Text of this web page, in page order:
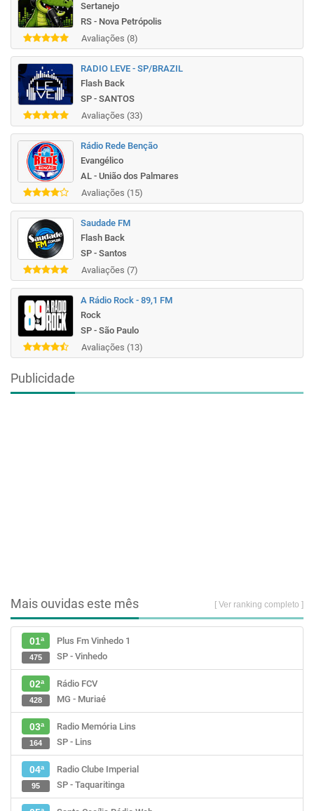
Sertanejo
RS - Nova Petrópolis
Avaliações (8)
RADIO LEVE - SP/BRAZIL
Flash Back
SP - SANTOS
Avaliações (33)
Rádio Rede Benção
Evangélico
AL - União dos Palmares
Avaliações (15)
Saudade FM
Flash Back
SP - Santos
Avaliações (7)
A Rádio Rock - 89,1 FM
Rock
SP - São Paulo
Avaliações (13)
Publicidade
Mais ouvidas este mês [ Ver ranking completo ]
01ª
Plus Fm Vinhedo 1
SP - Vinhedo
475
02ª
Rádio FCV
MG - Muriaé
428
03ª
Radio Memória Lins
SP - Lins
164
04ª
Radio Clube Imperial
SP - Taquaritinga
95